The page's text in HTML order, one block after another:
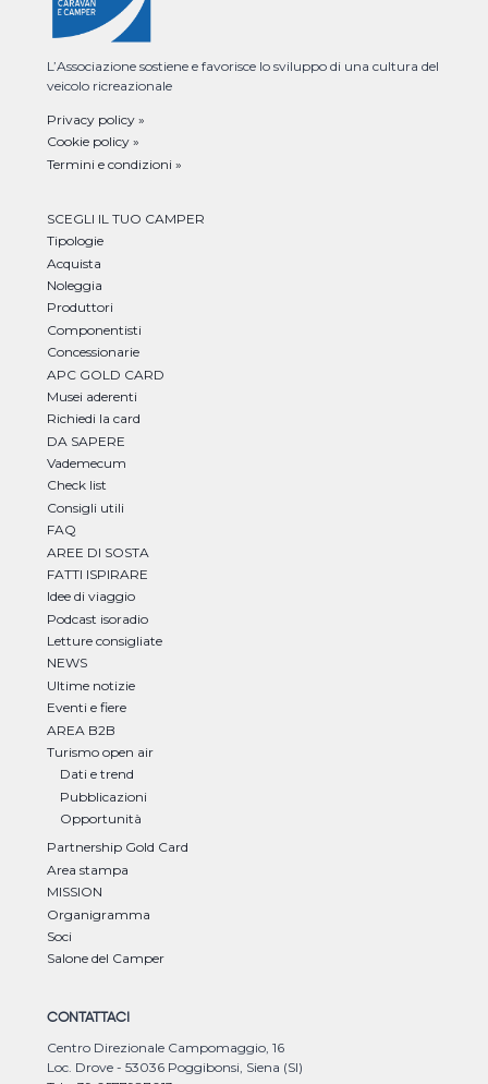
L’Associazione sostiene e favorisce lo sviluppo di una cultura del
veicolo ricreazionale
Privacy policy »
Cookie policy »
Termini e condizioni »
SCEGLI IL TUO CAMPER
Tipologie
Acquista
Noleggia
Produttori
Componentisti
Concessionarie
APC GOLD CARD
Musei aderenti
Richiedi la card
DA SAPERE
Vademecum
Check list
Consigli utili
FAQ
AREE DI SOSTA
FATTI ISPIRARE
Idee di viaggio
Podcast isoradio
Letture consigliate
NEWS
Ultime notizie
Eventi e fiere
AREA B2B
Turismo open air
Dati e trend
Pubblicazioni
Opportunità
Partnership Gold Card
Area stampa
MISSION
Organigramma
Soci
Salone del Camper
CONTATTACI
Centro Direzionale Campomaggio, 16
Loc. Drove - 53036 Poggibonsi, Siena (SI)